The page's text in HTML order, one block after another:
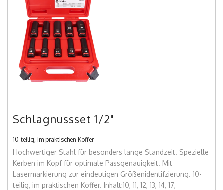
Schlagnussset 1/2"
10-teilig, im praktischen Koffer
Hochwertiger Stahl für besonders lange Standzeit. Spezielle
Kerben im Kopf für optimale Passgenauigkeit. Mit
Lasermarkierung zur eindeutigen Größenidentifzierung. 10-
teilig, im praktischen Koffer. Inhalt:10, 11, 12, 13, 14, 17,